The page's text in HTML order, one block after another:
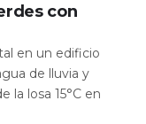
con
en un edificio
de lluvia y
la losa 15°C en